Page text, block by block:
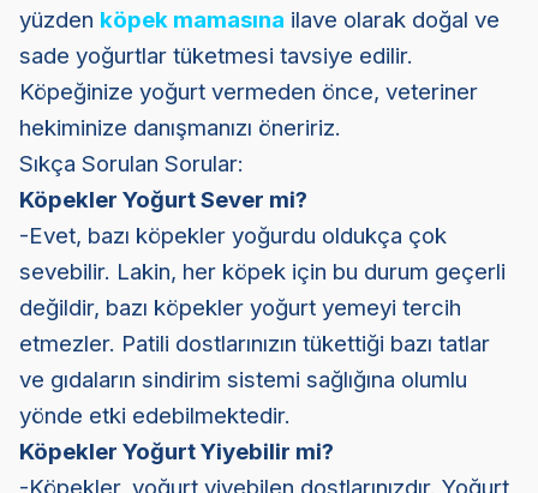
yüzden köpek mamasına ilave olarak doğal ve
sade yoğurtlar tüketmesi tavsiye edilir.
Köpeğinize yoğurt vermeden önce, veteriner
hekiminize danışmanızı öneririz.
Sıkça Sorulan Sorular:
Köpekler Yoğurt Sever mi?
-Evet, bazı köpekler yoğurdu oldukça çok
sevebilir. Lakin, her köpek için bu durum geçerli
değildir, bazı köpekler yoğurt yemeyi tercih
etmezler. Patili dostlarınızın tükettiği bazı tatlar
ve gıdaların sindirim sistemi sağlığına olumlu
yönde etki edebilmektedir.
Köpekler Yoğurt Yiyebilir mi?